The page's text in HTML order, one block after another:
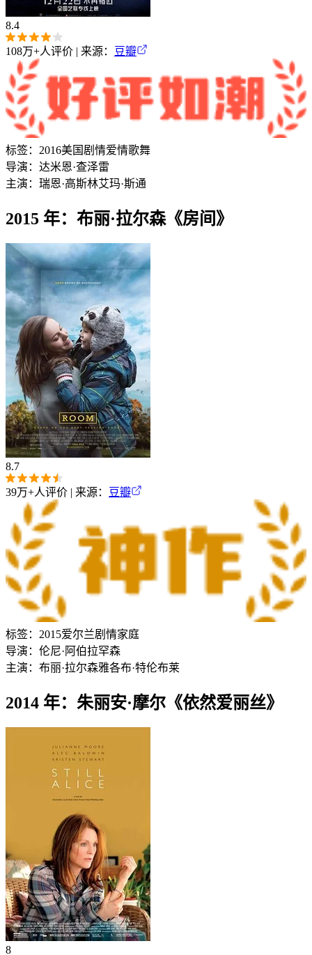
8.4
108万+人评价 | 来源： 豆瓣
标签： 2016美国 剧情爱情歌舞
导演： 达米恩·查泽雷
主演： 瑞恩·高斯林艾玛·斯通
2015 年：布丽·拉尔森《房间》
8.7
39万+人评价 | 来源： 豆瓣
标签： 2015爱尔兰剧情家庭
导演： 伦尼·阿伯拉罕森
主演： 布丽·拉尔森雅各布·特伦布莱
2014 年：朱丽安·摩尔《依然爱丽丝》
8